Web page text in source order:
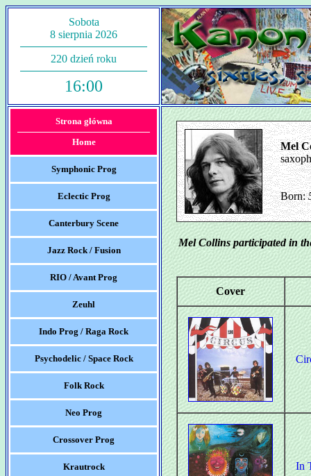
Sobota
8 sierpnia 2026
220 dzień roku
16:00
Strona główna
Home
Symphonic Prog
Eclectic Prog
Canterbury Scene
Jazz Rock / Fusion
RIO / Avant Prog
Zeuhl
Indo Prog / Raga Rock
Psychodelic / Space Rock
Folk Rock
Neo Prog
Crossover Prog
Krautrock
Mel
Born:
Mel Collins participated in
Cover
In